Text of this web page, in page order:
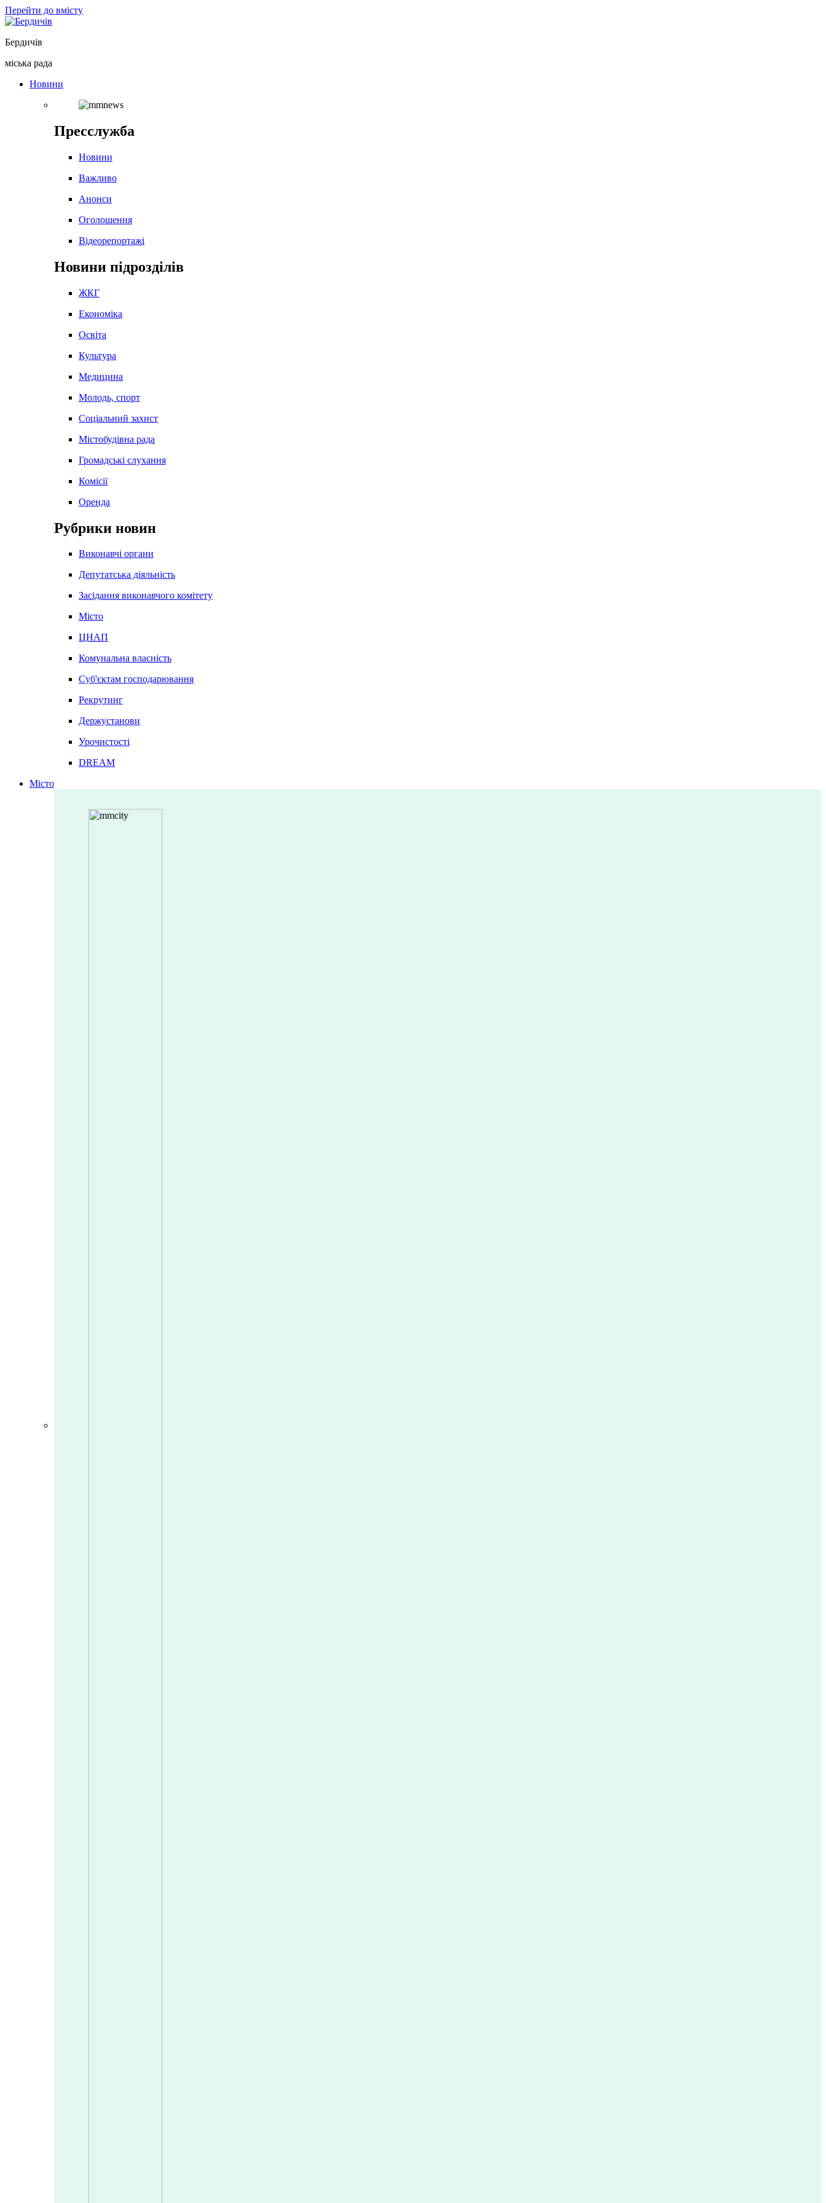
Перейти до вмісту
Бердичів
міська рада
Новини
Пресслужба
Новини
Важливо
Анонси
Оголошення
Відеорепортажі
Новини підрозділів
ЖКГ
Економіка
Освіта
Культура
Медицина
Молодь, спорт
Соціальний захист
Містобудівна рада
Громадські слухання
Комісії
Оренда
Рубрики новин
Виконавчі органи
Депутатська діяльність
Засідання виконавчого комітету
Місто
ЦНАП
Комунальна власність
Суб'єктам господарювання
Рекрутинг
Держустанови
Урочистості
DREAM
Місто